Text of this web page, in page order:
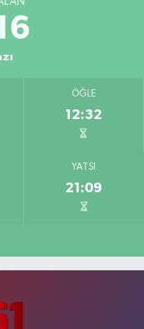
ÖĞLE
12:32
YATSI
21:09